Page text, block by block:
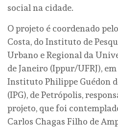
social na cidade.
O projeto é coordenado
Costa, do Instituto de
Urbano e Regional da
de Janeiro (Ippur/UFRJ),
Instituto Philippe Guédon
(IPG), de Petrópolis,
projeto, que foi
Carlos Chagas Filho de